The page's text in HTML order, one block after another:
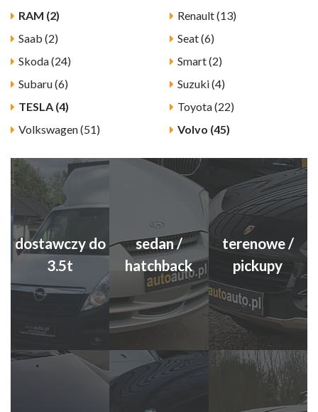
RAM (2)
Renault (13)
Saab (2)
Seat (6)
Skoda (24)
Smart (2)
Subaru (6)
Suzuki (4)
TESLA (4)
Toyota (22)
Volkswagen (51)
Volvo (45)
dostawczy do
3.5t
sedan /
hatchback
terenowe /
pickupy